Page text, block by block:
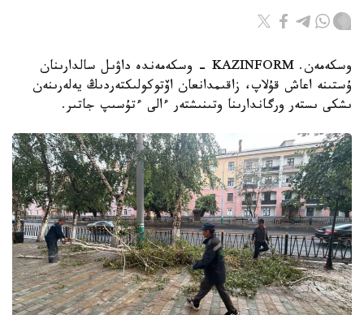
وسكەمەن. KAZINFORM - وسكەمەندە داۋىل سالدارىنان
ۇستىنە اعاش قۇلاپ، زاقىمدانعان اۆتوكولىكتەردىڭ يەلەرىنەن
ىشكى ىستەر ورگاندارىنا وتىنىشتەر ءالى ءتۇسىپ جاتىر.